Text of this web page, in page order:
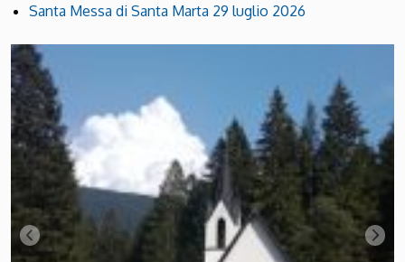
Santa Messa di Santa Marta 29 luglio 2026